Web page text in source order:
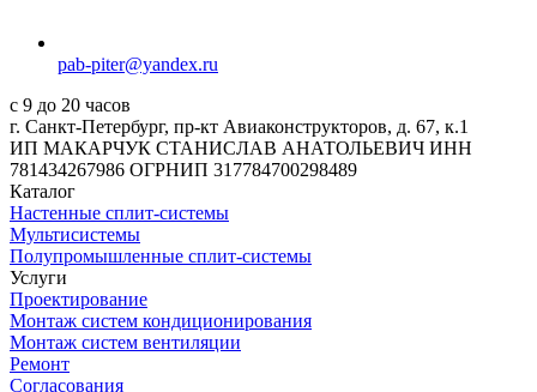
pab-piter@yandex.ru
с 9 до 20 часов
г. Санкт-Петербург, пр-кт Авиаконструкторов, д. 67, к.1
ИП МАКАРЧУК СТАНИСЛАВ АНАТОЛЬЕВИЧ ИНН
781434267986 ОГРНИП 317784700298489
Каталог
Настенные сплит-системы
Мультисистемы
Полупромышленные сплит-системы
Услуги
Проектирование
Монтаж систем кондиционирования
Монтаж систем вентиляции
Ремонт
Согласования